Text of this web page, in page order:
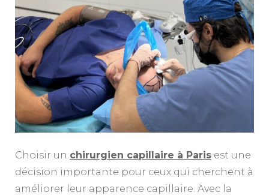
Choisir un chirurgien capillaire à Paris est une
décision importante pour ceux qui cherchent à
améliorer leur apparence capillaire. Avec la